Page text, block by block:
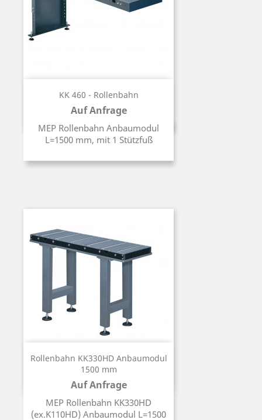
KK 460 - Rollenbahn
Auf Anfrage
Preis
MEP Rollenbahn Anbaumodul
L=1500 mm, mit 1 Stützfuß
Rollenbahn KK330HD Anbaumodul
1500 mm
Auf Anfrage
Preis
MEP Rollenbahn KK330HD
(ex.K110HD) Anbaumodul L=1500